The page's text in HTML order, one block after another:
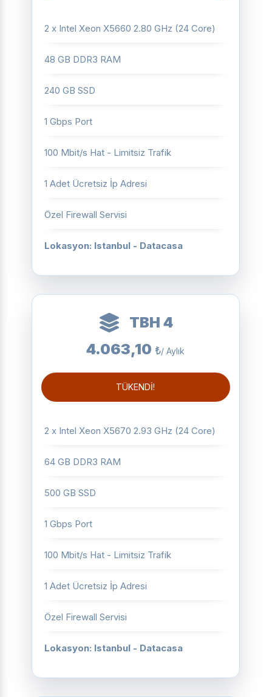
2 x Intel Xeon X5660 2.80 GHz (24 Core)
48 GB DDR3 RAM
240 GB SSD
1 Gbps Port
100 Mbit/s Hat - Limitsiz Trafik
1 Adet Ücretsiz İp Adresi
Özel Firewall Servisi
Lokasyon: Istanbul - Datacasa
TBH 4
4.063,10 ₺/ Aylık
TÜKENDİ!
2 x Intel Xeon X5670 2.93 GHz (24 Core)
64 GB DDR3 RAM
500 GB SSD
1 Gbps Port
100 Mbit/s Hat - Limitsiz Trafik
1 Adet Ücretsiz İp Adresi
Özel Firewall Servisi
Lokasyon: Istanbul - Datacasa